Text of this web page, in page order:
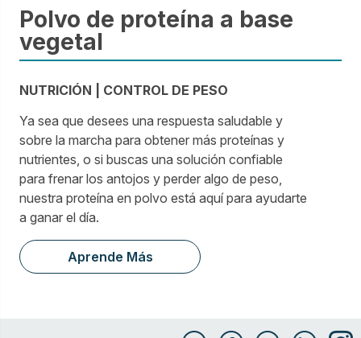
Polvo de proteína a base
vegetal
NUTRICIÓN | CONTROL DE PESO
Ya sea que desees una respuesta saludable y
sobre la marcha para obtener más proteínas y
nutrientes, o si buscas una solución confiable
para frenar los antojos y perder algo de peso,
nuestra proteína en polvo está aquí para ayudarte
a ganar el día.
Aprende Más